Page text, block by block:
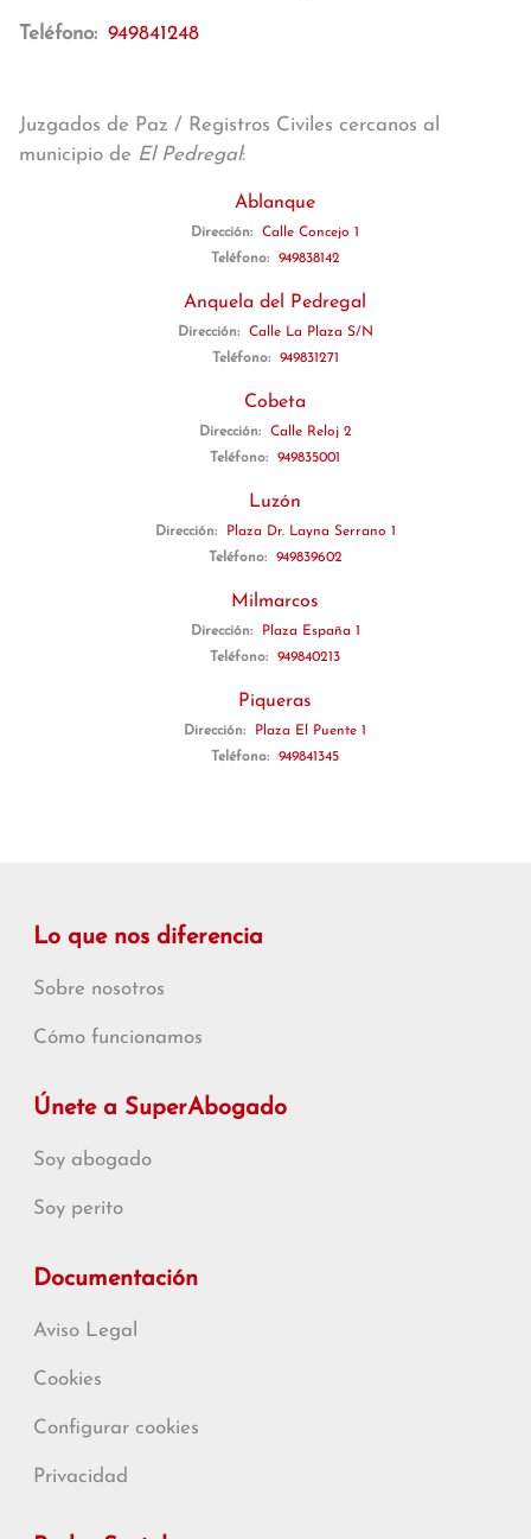
Teléfono: 949841248
Juzgados de Paz / Registros Civiles cercanos al
municipio de El Pedregal:
Ablanque
Dirección:
Calle Concejo 1
Teléfono:
949838142
Anquela del Pedregal
Dirección:
Calle La Plaza S/N
Teléfono:
949831271
Cobeta
Dirección:
Calle Reloj 2
Teléfono:
949835001
Luzón
Dirección:
Plaza Dr. Layna Serrano 1
Teléfono:
949839602
Milmarcos
Dirección:
Plaza España 1
Teléfono:
949840213
Piqueras
Dirección:
Plaza El Puente 1
Teléfono:
949841345
Lo que nos diferencia
Sobre nosotros
Cómo funcionamos
Únete a SuperAbogado
Soy abogado
Soy perito
Documentación
Aviso Legal
Cookies
Configurar cookies
Privacidad